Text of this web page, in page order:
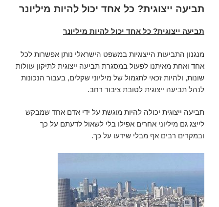
תביעה ייצוגית? כל אחד יכול להיות מיליונר
תביעה ייצוגית? כל אחד יכול להיות מיליונר
מנגנון התביעות הייצוגיות במשפט הישראלי נותן אפשרות לכל
אחד ואחת מאיתנו לפעול במסגרת תביעה ייצוגית לתיקון עוולות
שונות, ולהיות זכאי לתגמול של מיליוני שקלים, בעבור הנכונות
לנהל תביעה ייצוגית לטובת ציבור רחב.
תביעה ייצוגית יכולה להיות מוגשת על ידי אדם אחד שמבקש
לייצג גם מיליוני אחרים אפילו בלי לשאול לדעתם על כך
ובמקרים רבים אף מבלי שידעו על כך.